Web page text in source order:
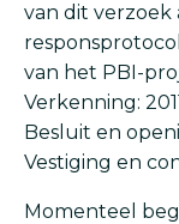
van dit verzoek
van het PBI-
Verkenning:
Besluit en
Vestiging en
Momenteel